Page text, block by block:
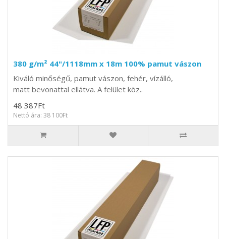
380 g/m² 44"/1118mm x 18m 100% pamut vászon
Kiváló minőségű, pamut vászon, fehér, vízálló,
matt bevonattal ellátva. A felület köz..
48 387Ft
Nettó ára: 38 100Ft